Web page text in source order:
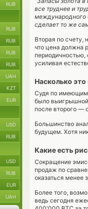
все труднее и
международного
сделает то же
Вторая по счету,
что цена должна
периодичностью,
усиливая
Насколько
Судя по
было выигрышной
после второго —
Большинство
будущем. Хотя
Какие есть
Сокращение
продаж по
оказаться менее
Более того,
ведь сегодня
RUB
RUB
RUB
RUB
RUB
UAH
KZT
EUR
USD
RUB
USD
RUB
EUR
UAH